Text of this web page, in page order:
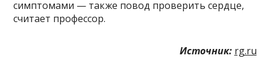
симптомами — также повод проверить сердце,
считает профессор.
Источник: rg.ru